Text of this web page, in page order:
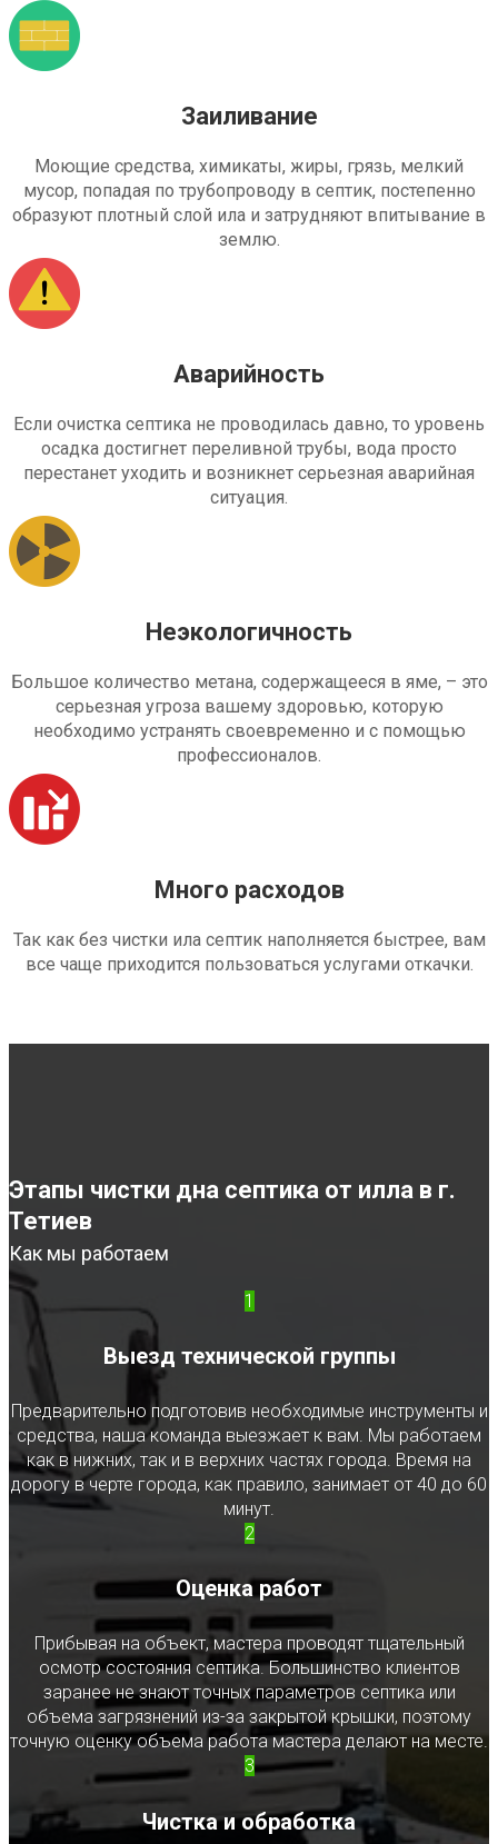
Заиливание
Моющие средства, химикаты, жиры, грязь, мелкий
мусор, попадая по трубопроводу в септик, постепенно
образуют плотный слой ила и затрудняют впитывание в
землю.
Аварийность
Если очистка септика не проводилась давно, то уровень
осадка достигнет переливной трубы, вода просто
перестанет уходить и возникнет серьезная аварийная
ситуация.
Неэкологичность
Большое количество метана, содержащееся в яме, – это
серьезная угроза вашему здоровью, которую
необходимо устранять своевременно и с помощью
профессионалов.
Много расходов
Так как без чистки ила септик наполняется быстрее, вам
все чаще приходится пользоваться услугами откачки.
Этапы чистки дна септика от илла в г.
Тетиев
Как мы работаем
1
Выезд технической группы
Предварительно подготовив необходимые инструменты и
средства, наша команда выезжает к вам. Мы работаем
как в нижних, так и в верхних частях города. Время на
дорогу в черте города, как правило, занимает от 40 до 60
минут.
2
Оценка работ
Прибывая на объект, мастера проводят тщательный
осмотр состояния септика. Большинство клиентов
заранее не знают точных параметров септика или
объема загрязнений из-за закрытой крышки, поэтому
точную оценку объема работа мастера делают на месте.
3
Чистка и обработка